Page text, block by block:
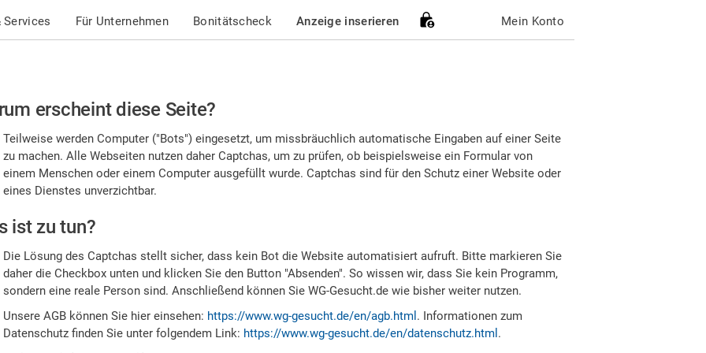
Services Für Unternehmen Bonitätscheck Anzeige inserieren Mein Konto
erscheint diese Seite?
Teilweise werden Computer ("Bots") eingesetzt, um missbräuchlich automatische Eingaben auf einer Seite
zu machen. Alle Webseiten nutzen daher Captchas, um zu prüfen, ob beispielsweise ein Formular von
einem Menschen oder einem Computer ausgefüllt wurde. Captchas sind für den Schutz einer Website oder
eines Dienstes unverzichtbar.
ist zu tun?
Die Lösung des Captchas stellt sicher, dass kein Bot die Website automatisiert aufruft. Bitte markieren Sie
daher die Checkbox unten und klicken Sie den Button "Absenden". So wissen wir, dass Sie kein Programm,
sondern eine reale Person sind. Anschließend können Sie WG-Gesucht.de wie bisher weiter nutzen.
Unsere AGB können Sie hier einsehen: https://www.wg-gesucht.de/en/agb.html . Informationen zum
Datenschutz finden Sie unter folgendem Link: https://www.wg-gesucht.de/en/datenschutz.html .